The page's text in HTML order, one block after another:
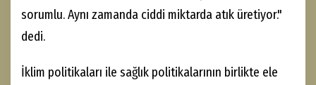
sorumlu. Aynı zamanda ciddi miktarda atık üretiyor."
dedi.
İklim politikaları ile sağlık politikalarının birlikte ele